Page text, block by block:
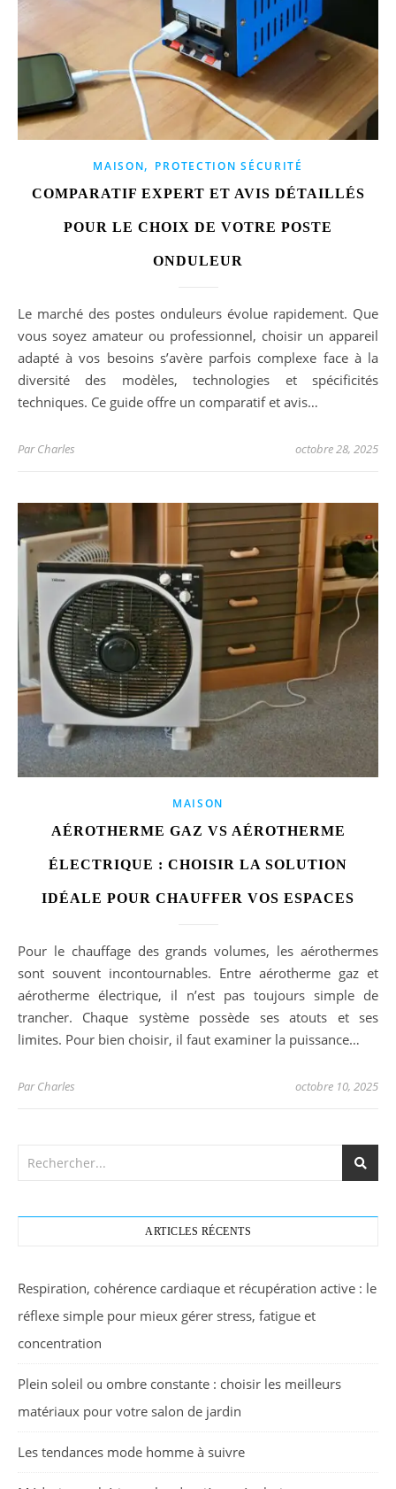
MAISON, PROTECTION SÉCURITÉ
COMPARATIF EXPERT ET AVIS DÉTAILLÉS
POUR LE CHOIX DE VOTRE POSTE
ONDULEUR
Le marché des postes onduleurs évolue rapidement. Que
vous soyez amateur ou professionnel, choisir un appareil
adapté à vos besoins s’avère parfois complexe face à la
diversité des modèles, technologies et spécificités
techniques. Ce guide offre un comparatif et avis…
ParCharles octobre 28, 2025
MAISON
AÉROTHERME GAZ VS AÉROTHERME
ÉLECTRIQUE : CHOISIR LA SOLUTION
IDÉALE POUR CHAUFFER VOS ESPACES
Pour le chauffage des grands volumes, les aérothermes
sont souvent incontournables. Entre aérotherme gaz et
aérotherme électrique, il n’est pas toujours simple de
trancher. Chaque système possède ses atouts et ses
limites. Pour bien choisir, il faut examiner la puissance…
ParCharles octobre 10, 2025
ARTICLES RÉCENTS
Respiration, cohérence cardiaque et récupération active : le
réflexe simple pour mieux gérer stress, fatigue et
concentration
Plein soleil ou ombre constante : choisir les meilleurs
matériaux pour votre salon de jardin
Les tendances mode homme à suivre